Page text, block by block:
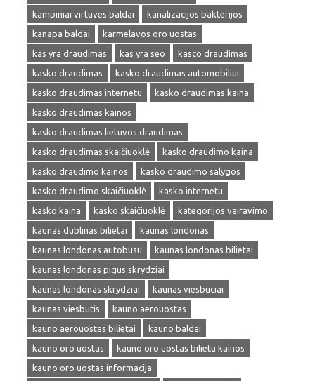
kampiniai virtuves baldai
kanalizacijos bakterijos
kanapa baldai
karmelavos oro uostas
kas yra draudimas
kas yra seo
kasco draudimas
kasko draudimas
kasko draudimas automobiliui
kasko draudimas internetu
kasko draudimas kaina
kasko draudimas kainos
kasko draudimas lietuvos draudimas
kasko draudimas skaičiuoklė
kasko draudimo kaina
kasko draudimo kainos
kasko draudimo salygos
kasko draudimo skaičiuoklė
kasko internetu
kasko kaina
kasko skaičiuoklė
kategorijos vairavimo
kaunas dublinas bilietai
kaunas londonas
kaunas londonas autobusu
kaunas londonas bilietai
kaunas londonas pigus skrydziai
kaunas londonas skrydziai
kaunas viesbuciai
kaunas viesbutis
kauno aerouostas
kauno aerouostas bilietai
kauno baldai
kauno oro uostas
kauno oro uostas bilietu kainos
kauno oro uostas informacija